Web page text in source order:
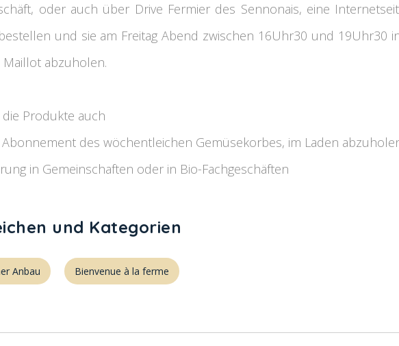
oder auch über Drive Fermier des Sennonais, eine
und sie am Freitag Abend zwischen 16Uhr30 und 19Uhr30
Maillot abzuholen.
die Produkte auch
des wöchentleichen Gemüsekorbes, im Laden
in Gemeinschaften oder in Bio-Fachgeschäften
und Kategorien
Anbau Bienvenue à la ferme